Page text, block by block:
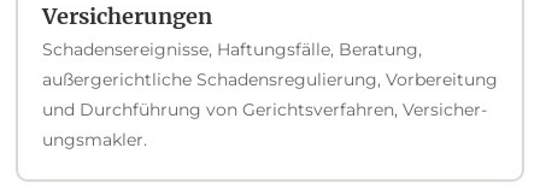
Versicherungen
Schadensereignisse, Haftung­sfälle, Beratung,
außergerichtliche Schadensregulierung, Vorbereitung
und Durchführung von Gerichtsverfahren, Versicher­
ungsmakler.